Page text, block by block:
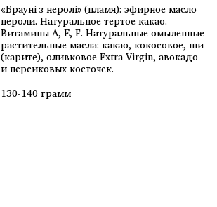
«Брауні з неролі» (пламя): эфирное масло
нероли. Натуральное тертое какао.
Витамины A, E, F. Натуральные омыленные
растительные масла: какао, кокосовое, ши
(карите), оливковое Extra Virgin, авокадо
и персиковых косточек.
130-140 грамм